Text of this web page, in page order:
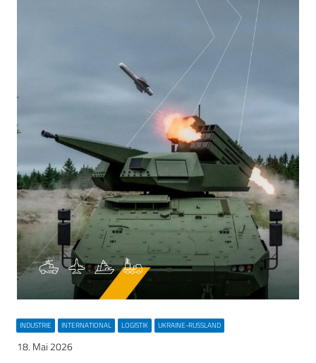
INDUSTRIE INTERNATIONAL LOGISTIK UKRAINE-RUSSLAND
18. Mai 2026